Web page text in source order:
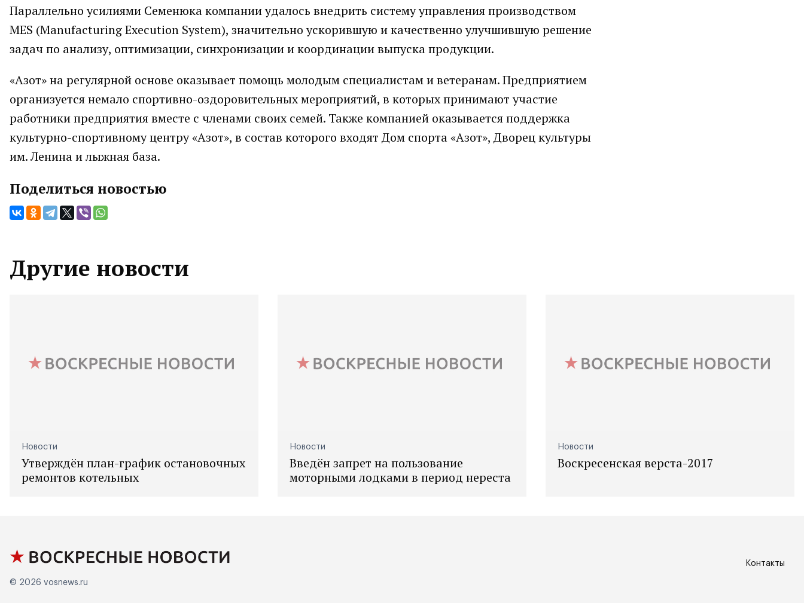
Параллельно усилиями Семенюка компании удалось внедрить систему управления производством
MES (Manufacturing Execution System), значительно ускорившую и качественно улучшившую решение
задач по анализу, оптимизации, синхронизации и координации выпуска продукции.
«Азот» на регулярной основе оказывает помощь молодым специалистам и ветеранам. Предприятием
организуется немало спортивно-оздоровительных мероприятий, в которых принимают участие
работники предприятия вместе с членами своих семей. Также компанией оказывается поддержка
культурно-спортивному центру «Азот», в состав которого входят Дом спорта «Азот», Дворец культуры
им. Ленина и лыжная база.
Поделиться новостью
Другие новости
Новости
Утверждён план-график остановочных
ремонтов котельных
Новости
Введён запрет на пользование
моторными лодками в период нереста
Новости
Воскресенская верста-2017
© 2026 vosnews.ru
Контакты